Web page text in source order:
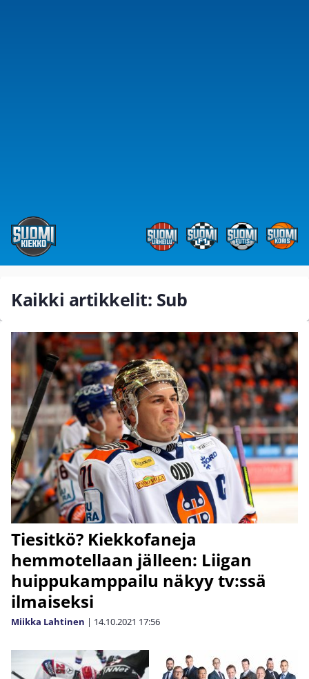
Kaikki artikkelit: Sub
Tiesitkö? Kiekkofaneja
hemmotellaan jälleen: Liigan
huippukamppailu näkyy tv:ssä
ilmaiseksi
Miikka Lahtinen | 14.10.2021 17:56